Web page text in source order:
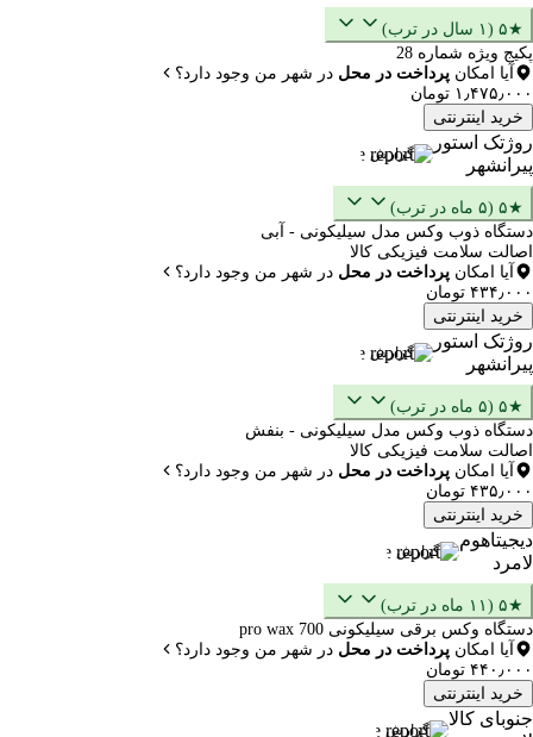
★۵ (۱ سال در ترب)
پکیج ویژه شماره 28
آیا امکان پرداخت در محل در شهر من وجود دارد؟
۱٫۴۷۵٫۰۰۰ تومان
خرید اینترنتی
روژتک استور
پیرانشهر
گزارش
★۵ (۵ ماه در ترب)
دستگاه ذوب وکس مدل سیلیکونی - آبی
اصالت سلامت فیزیکی کالا
آیا امکان پرداخت در محل در شهر من وجود دارد؟
۴۳۴٫۰۰۰ تومان
خرید اینترنتی
روژتک استور
پیرانشهر
گزارش
★۵ (۵ ماه در ترب)
دستگاه ذوب وکس مدل سیلیکونی - بنفش
اصالت سلامت فیزیکی کالا
آیا امکان پرداخت در محل در شهر من وجود دارد؟
۴۳۵٫۰۰۰ تومان
خرید اینترنتی
دیجیتاهوم
لامرد
گزارش
★۵ (۱۱ ماه در ترب)
دستگاه وکس برقی سیلیکونی pro wax 700
آیا امکان پرداخت در محل در شهر من وجود دارد؟
۴۴۰٫۰۰۰ تومان
خرید اینترنتی
جنوبای کالا
گزارش